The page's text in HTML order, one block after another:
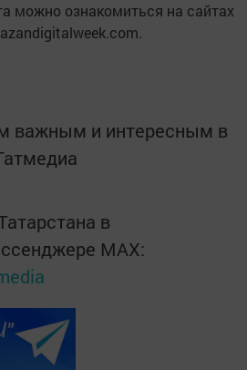
можно ознакомиться на сайтах
важным и интересным в
в
MАХ: